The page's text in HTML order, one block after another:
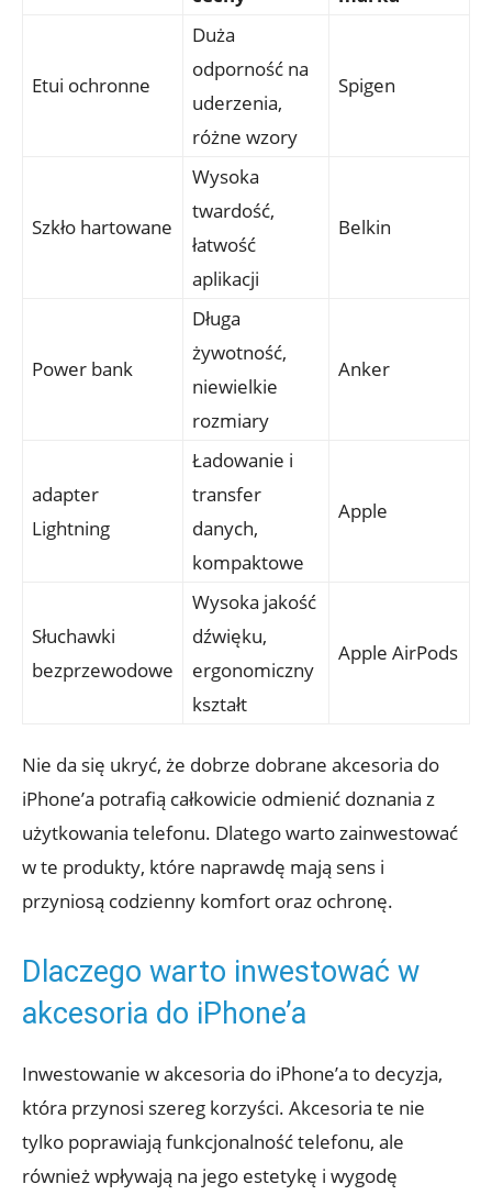
Etui ochronne
Duża
odporność na
⁣uderzenia,
różne wzory
Spigen
Szkło hartowane
Wysoka
twardość,
⁤łatwość
⁣aplikacji
Belkin
Power bank
Długa
żywotność,⁣
niewielkie
rozmiary
Anker
adapter
Lightning
Ładowanie ⁤i
transfer⁢
danych,
kompaktowe
Apple
Słuchawki​
bezprzewodowe
Wysoka jakość
‍dźwięku,
‌ergonomiczny
kształt
Apple AirPods
Nie da się ukryć, że dobrze dobrane akcesoria do
iPhone’a potrafią całkowicie ⁣odmienić doznania z
użytkowania telefonu. Dlatego ​warto zainwestować
w te produkty, które naprawdę​ mają sens​ i
⁤przyniosą codzienny‍ komfort oraz ochronę.
Dlaczego warto inwestować‌ w
akcesoria do ‍iPhone’a
Inwestowanie⁢ w akcesoria ⁤do iPhone’a to ⁤decyzja,
która ‌przynosi szereg korzyści.⁢ Akcesoria te nie
tylko ⁤poprawiają ⁢funkcjonalność telefonu, ale⁤
również‌ wpływają na⁤ jego ‌estetykę i wygodę⁢